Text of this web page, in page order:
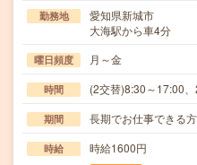
勤務地
愛知県新城市
大海駅から車4分
曜日頻度 月～金
時間 (2交替)8:30～17:00
期間 長期でお仕事できる
時給 時給1600円